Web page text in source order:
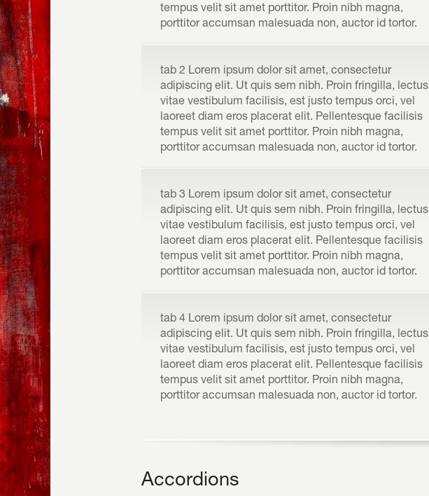
tempus velit sit amet porttitor. Proin nibh magna,
porttitor accumsan malesuada non, auctor id tortor.
tab 2 Lorem ipsum dolor sit amet, consectetur
adipiscing elit. Ut quis sem nibh. Proin fringilla, lectus
vitae vestibulum facilisis, est justo tempus orci, vel
laoreet diam eros placerat elit. Pellentesque facilisis
tempus velit sit amet porttitor. Proin nibh magna,
porttitor accumsan malesuada non, auctor id tortor.
tab 3 Lorem ipsum dolor sit amet, consectetur
adipiscing elit. Ut quis sem nibh. Proin fringilla, lectus
vitae vestibulum facilisis, est justo tempus orci, vel
laoreet diam eros placerat elit. Pellentesque facilisis
tempus velit sit amet porttitor. Proin nibh magna,
porttitor accumsan malesuada non, auctor id tortor.
tab 4 Lorem ipsum dolor sit amet, consectetur
adipiscing elit. Ut quis sem nibh. Proin fringilla, lectus
vitae vestibulum facilisis, est justo tempus orci, vel
laoreet diam eros placerat elit. Pellentesque facilisis
tempus velit sit amet porttitor. Proin nibh magna,
porttitor accumsan malesuada non, auctor id tortor.
Accordions